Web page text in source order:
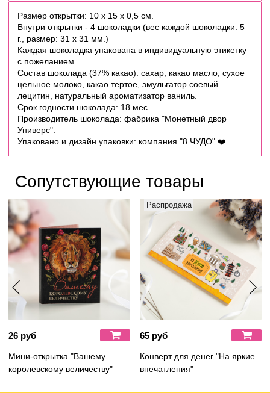
Размер открытки: 10 х 15 х 0,5 см.
Внутри открытки - 4 шоколадки (вес каждой шоколадки: 5
г., размер: 31 х 31 мм.)
Каждая шоколадка упакована в индивидуальную этикетку
с пожеланием.
Состав шоколада (37% какао): сахар, какао масло, сухое
цельное молоко, какао тертое, эмульгатор соевый
лецитин, натуральный ароматизатор ваниль.
Срок годности шоколада: 18 мес.
Производитель шоколада: фабрика "Монетный двор
Универс".
Упаковано и дизайн упаковки: компания "8 ЧУДО" ❤️
Сопутствующие товары
26 руб
Мини-открытка "Вашему
королевскому величеству"
Распродажа
65 руб
Конверт для денег "На яркие
впечатления"